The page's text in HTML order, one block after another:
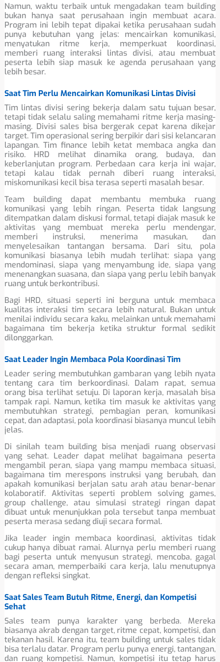
Namun, waktu terbaik untuk mengadakan team building
bukan hanya saat perusahaan ingin membuat acara.
Program ini lebih tepat dipakai ketika perusahaan sudah
punya kebutuhan yang jelas: mencairkan komunikasi,
menyatukan ritme kerja, memperkuat koordinasi,
memberi ruang interaksi lintas divisi, atau membuat
peserta lebih siap masuk ke agenda perusahaan yang
lebih besar.
Saat Tim Perlu Mencairkan Komunikasi Lintas Divisi
Tim lintas divisi sering bekerja dalam satu tujuan besar,
tetapi tidak selalu saling memahami ritme kerja masing-
masing. Divisi sales bisa bergerak cepat karena dikejar
target. Tim operasional sering berpikir dari sisi kelancaran
lapangan. Tim finance lebih ketat membaca angka dan
risiko. HRD melihat dinamika orang, budaya, dan
keberlanjutan program. Perbedaan cara kerja ini wajar,
tetapi kalau tidak pernah diberi ruang interaksi,
miskomunikasi kecil bisa terasa seperti masalah besar.
Team building dapat membantu membuka ruang
komunikasi yang lebih ringan. Peserta tidak langsung
ditempatkan dalam diskusi formal, tetapi diajak masuk ke
aktivitas yang membuat mereka perlu mendengar,
memberi instruksi, menerima masukan, dan
menyelesaikan tantangan bersama. Dari situ, pola
komunikasi biasanya lebih mudah terlihat: siapa yang
mendominasi, siapa yang menyambung ide, siapa yang
menenangkan suasana, dan siapa yang perlu lebih banyak
ruang untuk berkontribusi.
Bagi HRD, situasi seperti ini berguna untuk membaca
kualitas interaksi tim secara lebih natural. Bukan untuk
menilai individu secara kaku, melainkan untuk memahami
bagaimana tim bekerja ketika struktur formal sedikit
dilonggarkan.
Saat Leader Ingin Membaca Pola Koordinasi Tim
Leader sering membutuhkan gambaran yang lebih nyata
tentang cara tim berkoordinasi. Dalam rapat, semua
orang bisa terlihat setuju. Di laporan kerja, masalah bisa
tampak rapi. Namun, ketika tim masuk ke aktivitas yang
membutuhkan strategi, pembagian peran, komunikasi
cepat, dan adaptasi, pola koordinasi biasanya muncul lebih
jelas.
Di sinilah team building bisa menjadi ruang observasi
yang sehat. Leader dapat melihat bagaimana peserta
mengambil peran, siapa yang mampu membaca situasi,
bagaimana tim merespons instruksi yang berubah, dan
apakah komunikasi berjalan satu arah atau benar-benar
kolaboratif. Aktivitas seperti problem solving games,
group challenge, atau simulasi strategi ringan dapat
dibuat untuk menunjukkan pola tersebut tanpa membuat
peserta merasa sedang diuji secara formal.
Jika leader ingin membaca koordinasi, aktivitas tidak
cukup hanya dibuat ramai. Alurnya perlu memberi ruang
bagi peserta untuk menyusun strategi, mencoba, gagal
secara aman, memperbaiki cara kerja, lalu menutupnya
dengan refleksi singkat.
Saat Sales Team Butuh Ritme, Energi, dan Kompetisi
Sehat
Sales team punya karakter yang berbeda. Mereka
biasanya akrab dengan target, ritme cepat, kompetisi, dan
tekanan hasil. Karena itu, team building untuk sales tidak
bisa terlalu datar. Program perlu punya energi, tantangan,
dan ruang kompetisi. Namun, kompetisi itu tetap harus